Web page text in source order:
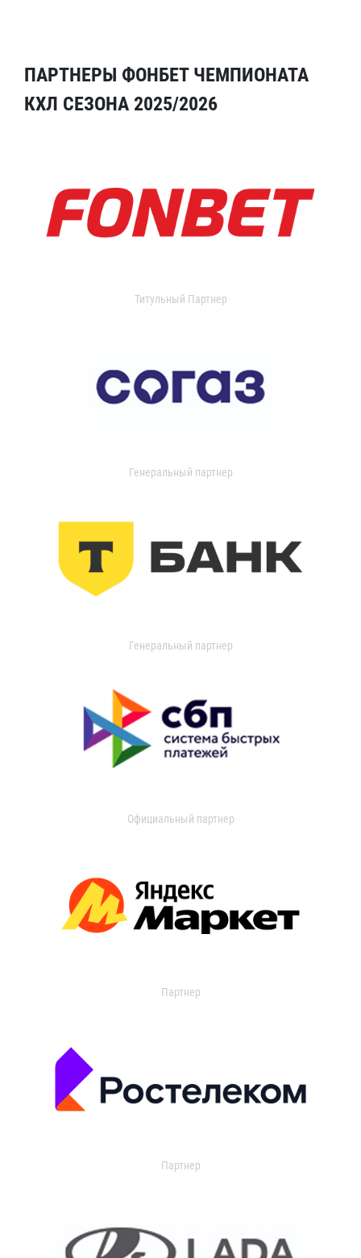
ПАРТНЕРЫ ФОНБЕТ ЧЕМПИОНАТА
КХЛ СЕЗОНА 2025/2026
Титульный Партнер
Генеральный партнер
Генеральный партнер
Официальный партнер
Партнер
Партнер